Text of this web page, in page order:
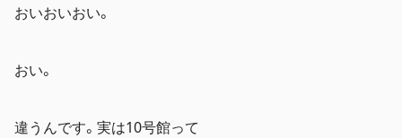
おいおいおい。
おい。
違うんです。実は10号館って